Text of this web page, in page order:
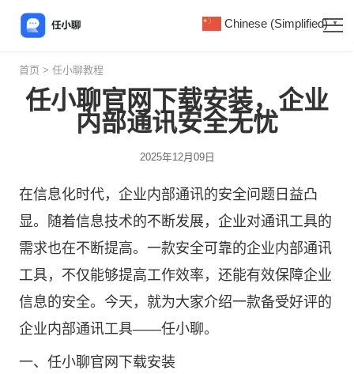
首页 > 任小聊教程
任小聊官网下载安装，企业
内部通讯安全无忧
2025年12月09日
在信息化时代，企业内部通讯的安全问题日益凸
显。随着信息技术的不断发展，企业对通讯工具的
需求也在不断提高。一款安全可靠的企业内部通讯
工具，不仅能够提高工作效率，还能有效保障企业
信息的安全。今天，就为大家介绍一款备受好评的
企业内部通讯工具——任小聊。
一、 任小聊官网 下载安装
Chinese (Simplified) ▼